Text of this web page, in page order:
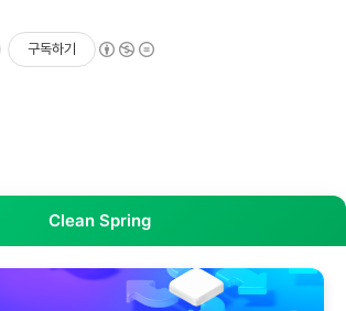
구독하기
Clean Spring